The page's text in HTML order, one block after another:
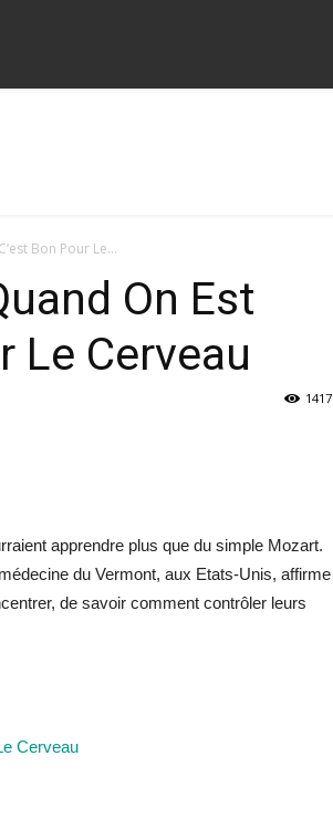
Bon Pour Le...
On Est
Le Cerveau
1417
apprendre plus que du simple Mozart.
du Vermont, aux Etats-Unis, affirme
de savoir comment contrôler leurs
Cerveau